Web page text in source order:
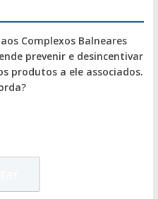
Complexos Balneares
prevenir e desincentivar
produtos a ele associados.